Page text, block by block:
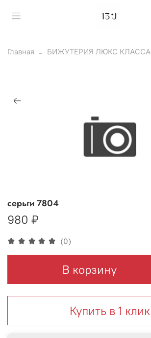
Главная БИЖУТЕРИЯ ЛЮКС КЛАССА
(0)
серьги 7804
980 ₽
В корзину
Купить в 1 клик